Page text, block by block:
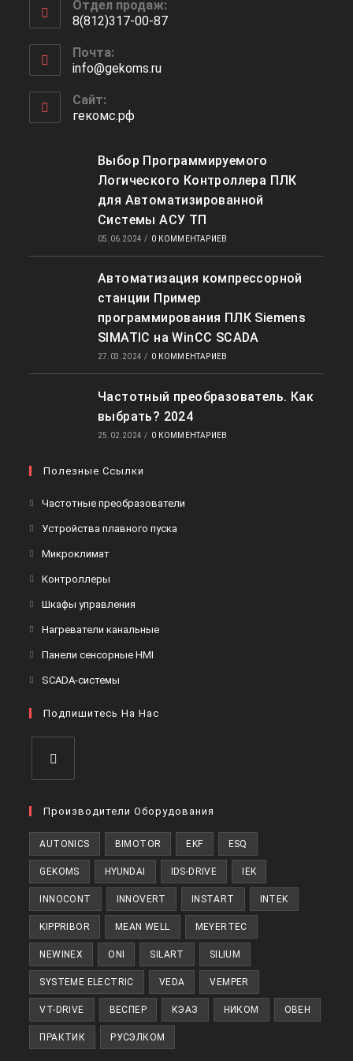
в
вашем
приложении
Отдел продаж:
8(812)317-00-87
в
вашем
приложении
Почта:
info@gekoms.ruОткроется
Сайт:
гекомс.рф
Выбор Программируемого
Логического Контроллера ПЛК
для Автоматизированной
Системы АСУ ТП
05.06.2024 / 0 КОММЕНТАРИЕВ
Автоматизация компрессорной
станции Пример
программирования ПЛК Siemens
SIMATIC на WinCC SCADA
27.03.2024 / 0 КОММЕНТАРИЕВ
Частотный преобразователь. Как
выбрать? 2024
25.02.2024 / 0 КОММЕНТАРИЕВ
Полезные Ссылки
Частотные преобразователи
Устройства плавного пуска
МикроклиматОткроется
вкладке
Контроллеры
вкладке
Шкафы управления
вкладке
Нагреватели канальныеОткроется
Панели сенсорные HMI
вкладке
SCADA-системы
новой
Подпишитесь На Нас
в
вкладке
Производители Оборудования
AUTONICS BIMOTOR EKF ESQ
GEKOMS HYUNDAI IDS-DRIVE IEK
INNOCONT INNOVERT INSTART INTEK
KIPPRIBOR MEAN WELL MEYERTEC
NEWINEX ONI SILART SILIUM
SYSTEME ELECTRIC VEDA VEMPER
VT-DRIVE ВЕСПЕР КЭАЗ НИКОМ ОВЕН
ПРАКТИК РУСЭЛКОМ